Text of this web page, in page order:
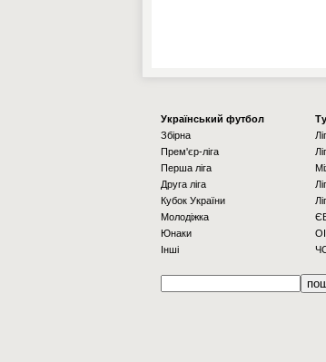
Українcький футбол
Збірна
Прем'єр-ліга
Перша ліга
Друга ліга
Кубок України
Молодіжка
Юнаки
Інші